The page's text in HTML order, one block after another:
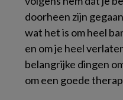
doorheen zijn
wat het is om heel
en om je heel
belangrijke dingen
om een goede